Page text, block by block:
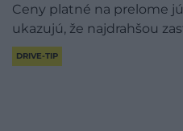
Ceny platné na prelome
ukazujú, že najdrahšou
DRIVE-TIP